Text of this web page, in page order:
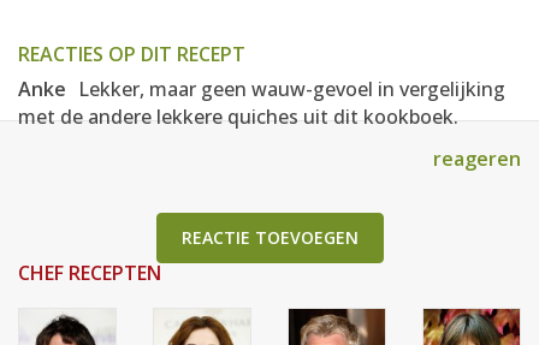
REACTIES OP DIT RECEPT
Anke Lekker, maar geen wauw-gevoel in vergelijking
met de andere lekkere quiches uit dit kookboek.
reageren
REACTIE TOEVOEGEN
CHEF RECEPTEN